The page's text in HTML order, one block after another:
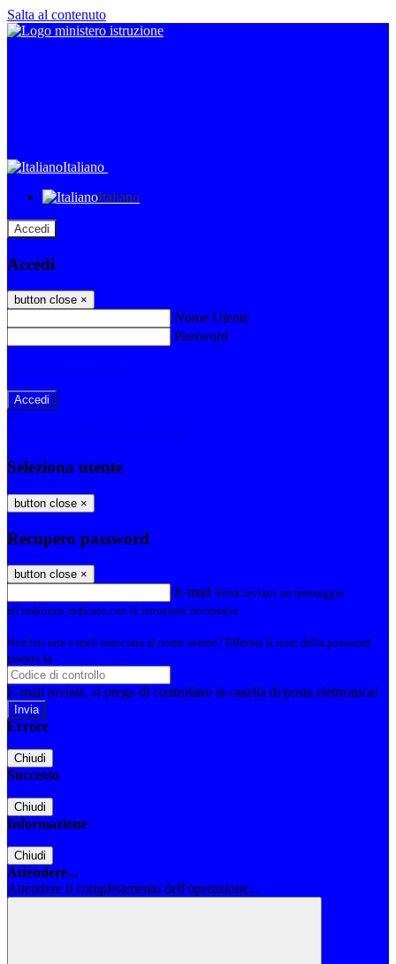
Salta al contenuto
Italiano
Italiano
Accedi
Accedi
button close ×
Nome Utente
Password
-
Seleziona utente
button close ×
Recupero password
button close ×
E-mail Verrà inviato un messaggio
all'indirizzo indicato con le istruzioni necessarie.
Non hai una e-mail associata al nome utente? Effettua il reset della password
tramite la
E-mail inviata, si prega di controllare la casella di posta elettronica!
Errore
Chiudi
Successo
Chiudi
Informazione
Chiudi
Attendere...
Attendere il completamento dell'operazione...